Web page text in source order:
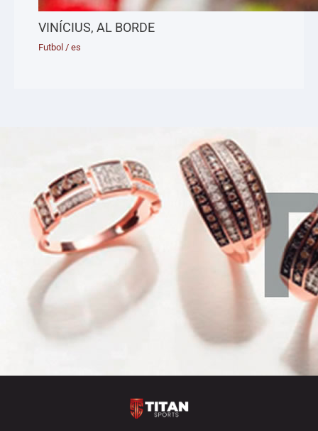
VINÍCIUS, AL BORDE
Futbol /es